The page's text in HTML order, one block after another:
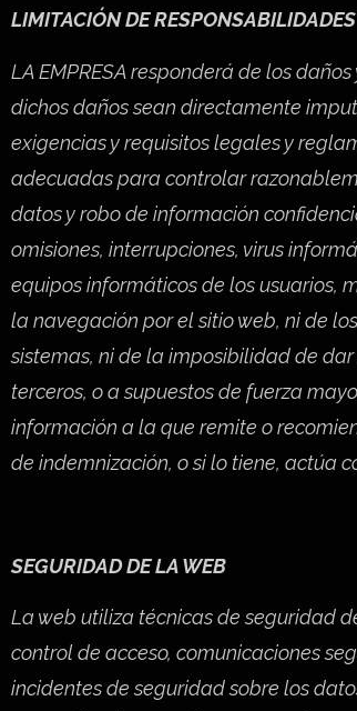
LIMITACIÓN DE RESPONSABILIDADES
LA EMPRESA responderá de los
dichos daños sean directamente
exigencias y requisitos legales y
adecuadas para controlar
datos y robo de información
omisiones, interrupciones, virus
equipos informáticos de los usuarios,
la navegación por el sitio web, ni de
sistemas, ni de la imposibilidad de
terceros, o a supuestos de fuerza
información a la que remite o
de indemnización, o si lo tiene, actúa
SEGURIDAD DE LA WEB
La web utiliza técnicas de seguridad
control de acceso, comunicaciones
incidentes de seguridad sobre los